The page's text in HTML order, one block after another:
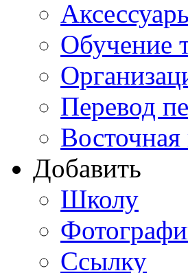
Обучение
Перевод
Восточная
Добавить
Школу
Ссылку